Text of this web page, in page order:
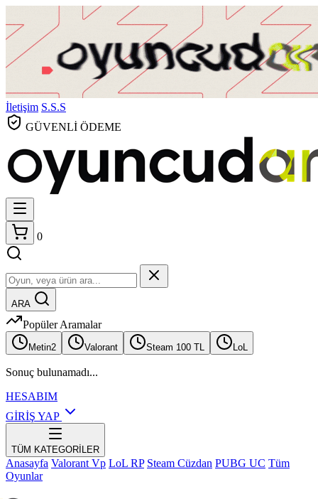
İletişim S.S.S
GÜVENLİ ÖDEME
0
ARA
Popüler Aramalar
Metin2 Valorant Steam 100 TL LoL
Sonuç bulunamadı...
HESABIM
GİRİŞ YAP
TÜM KATEGORİLER
Anasayfa Valorant Vp LoL RP Steam Cüzdan PUBG UC Tüm
Oyunlar